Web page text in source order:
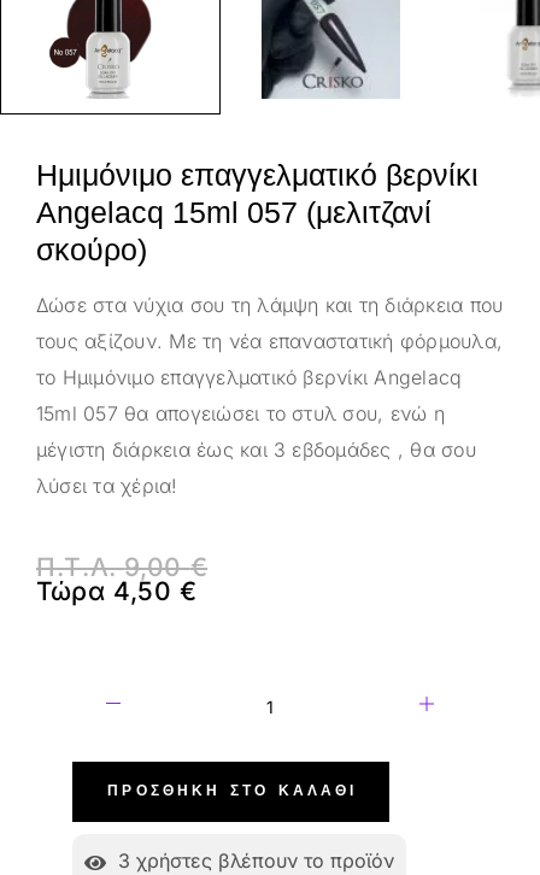
Ημιμόνιμο επαγγελματικό βερνίκι
Angelacq 15ml 057 (μελιτζανί
σκούρο)
Δώσε στα νύχια σου τη λάμψη και τη διάρκεια που
τους αξίζουν. Με τη νέα επαναστατική φόρμουλα,
το Ημιμόνιμο επαγγελματικό βερνίκι Angelacq
15ml 057 θα απογειώσει το στυλ σου, ενώ η
μέγιστη διάρκεια έως και 3 εβδομάδες , θα σου
λύσει τα χέρια!
Π.Τ.Λ.9,00€
Τώρα 4,50€
ΠΡΟΣΘΉΚΗ ΣΤΟ ΚΑΛΆΘΙ
3 χρήστες βλέπουν το προϊόν